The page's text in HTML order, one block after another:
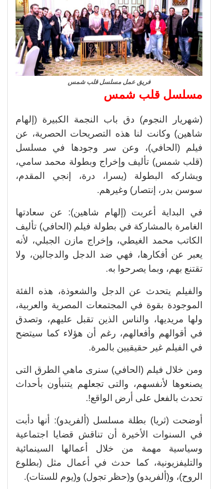
فريق عمل مسلسل قلب شمس
مسلسل قلب شمس
(شهريار النجوم) دق باب النجمة الكبيرة (إلهام
شاهين) وكانت لنا هذه التصريحات الحصرية، عن
فيلم (الحافي)، وعن سر وجودها في مسلسل
(قلب شمس) تأليف وإخراج وبطولة محمد سامي،
ويشاركه البطولة (يسرا، درة، إنجي المقدم،
سوسن بدر، إنتصار) وغيرهم.
في البداية أعربت (إلهام شاهين): عن سعادتها
الغامرة بالمشاركة في بطولة فيلم (الحافي) تأليف
الكاتب محمد الغيطي، وإخراج مازن الجبلي، لأنه
يعبر عن أفكارها، فهي ضد الدجل والدجالين، ولا
تقتنع بهم، وبما يصرحوا به.
والفيلم يتحدث عن الدجل والشعوذة، هذه الفئة
الموجودة بقوة في المجتمعات المصرية والعربية،
ولها مريديها، والناس الذين تقبل عليهم، وتصدق
في أقوالهم وأفعالهم، رغم أن هؤلاء كما سيتضح
في الفيلم غير حقيقيين بالمرة.
ومن خلال فيلم (الحافي) سنرى ماهي الطرق التى
يصنعوها لأنفسهم، والتى تجعلهم يتنبأون بأحداث
تحدث بالفعل على أرض الواقع!.
أوضحت (ثريا) بطلة مسلسل (ألفريدو): أنها دأبت
في السنوات الأخيرة أن تناقش قضايا اجتماعية
وسياسية مهمة من خلال أعمالها السينمائية
والتليفزيونية، كما حدث في أعمال مثل (بطلوع
الروح)، و(ألفريدو) و(حظر تجول) و(يوم للستات).